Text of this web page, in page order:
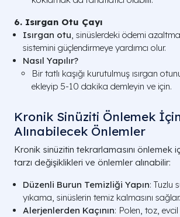
6. Isırgan Otu Çayı
Isırgan otu, sinüslerdeki ödemi
sistemini güçlendirmeye yardımcı olur.
Nasıl Yapılır?
Bir tatlı kaşığı kurutulmuş ısırgan
ekleyip 5-10 dakika demleyin ve için.
Kronik Sinüziti Önlemek
Alınabilecek Önlemler
Kronik sinüzitin tekrarlamasını önlemek
tarzı değişiklikleri ve önlemler alınabilir:
Düzenli Burun Temizliği Yapın: Tuzlu
yıkama, sinüslerin temiz kalmasını sağlar.
Alerjenlerden Kaçının: Polen, toz,